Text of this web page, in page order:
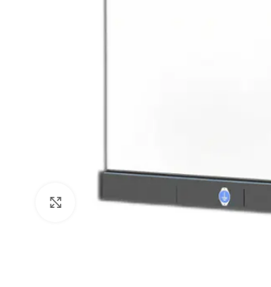
Click to enlarge